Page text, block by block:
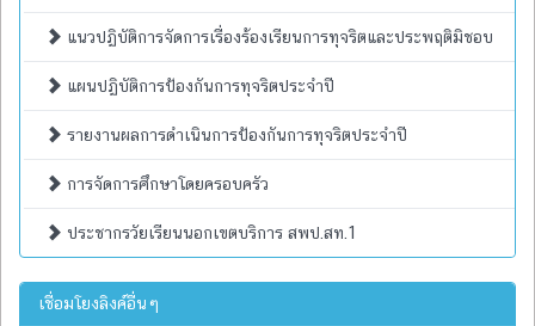
แนวปฏิบัติการจัดการเรื่องร้องเรียนการทุจริตและประพฤติมิชอบ
แผนปฏิบัติการป้องกันการทุจริตประจำปี
รายงานผลการดำเนินการป้องกันการทุจริตประจำปี
การจัดการศึกษาโดยครอบครัว
ประชากรวัยเรียนนอกเขตบริการ สพป.สท.1
เชื่อมโยงลิงค์อื่นๆ